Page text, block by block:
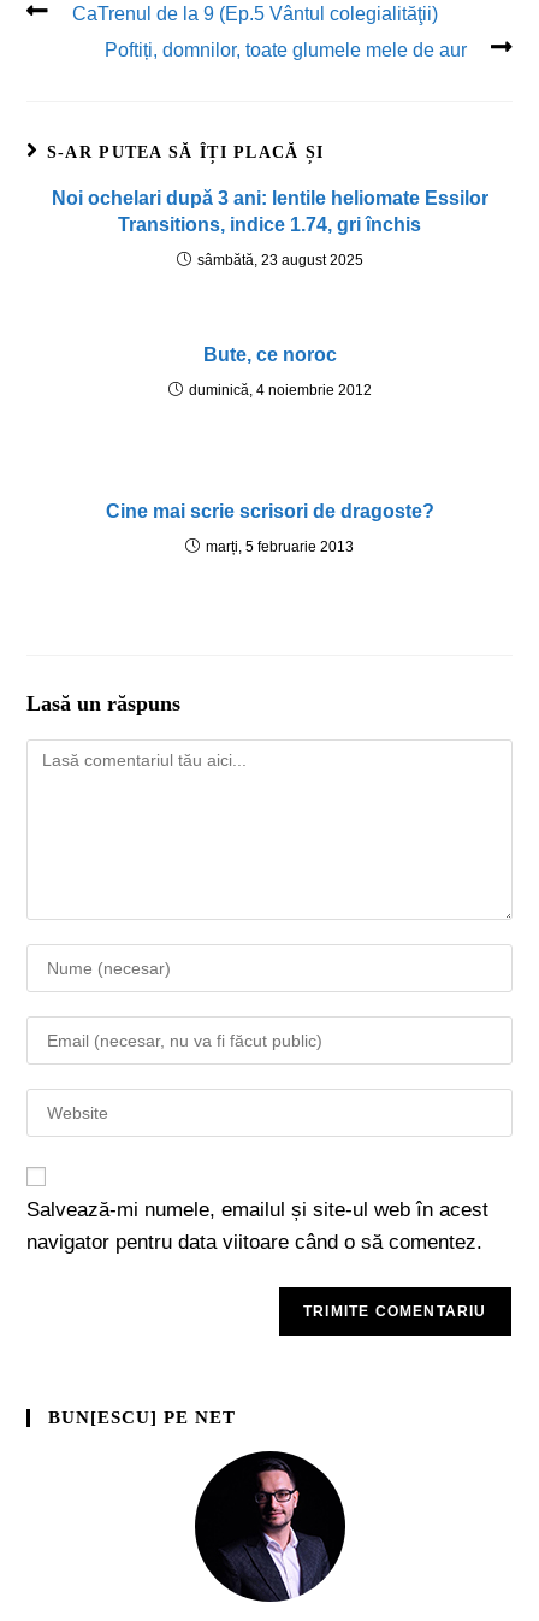
CaTrenul de la 9 (Ep.5 Vântul colegialităţii)
Poftiți, domnilor, toate glumele mele de aur
S-AR PUTEA SĂ ÎȚI PLACĂ ȘI
Noi ochelari după 3 ani: lentile heliomate Essilor
Transitions, indice 1.74, gri închis
sâmbătă, 23 august 2025
Bute, ce noroc
duminică, 4 noiembrie 2012
Cine mai scrie scrisori de dragoste?
marți, 5 februarie 2013
Lasă un răspuns
Salvează-mi numele, emailul și site-ul web în acest
navigator pentru data viitoare când o să comentez.
BUN[ESCU] PE NET